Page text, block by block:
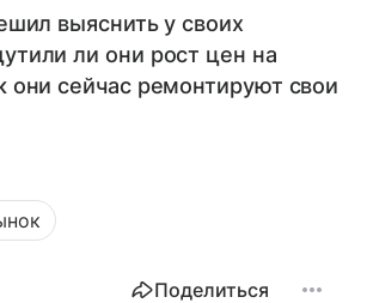
выяснить у своих
ли они рост цен на
они сейчас ремонтируют свои
Поделиться